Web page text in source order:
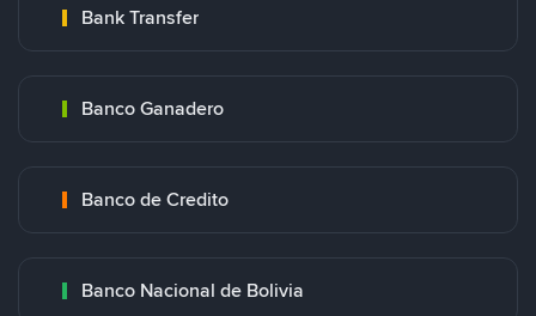
Bank Transfer
Banco Ganadero
Banco de Credito
Banco Nacional de Bolivia